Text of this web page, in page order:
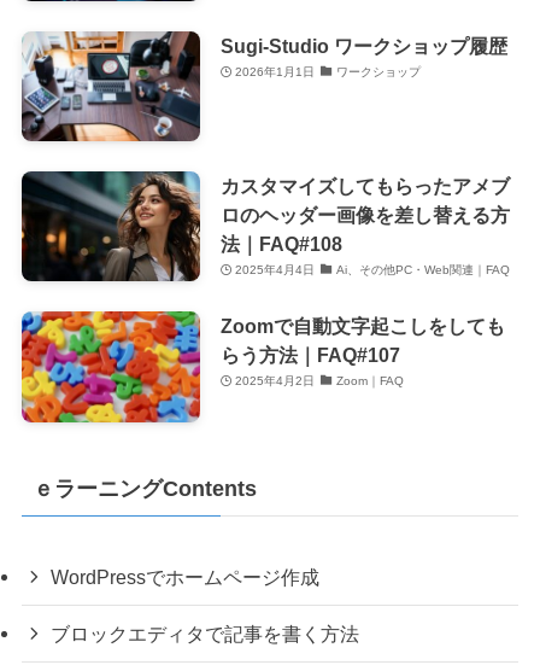
Sugi-Studio ワークショップ履歴
2026年1月1日 ワークショップ
カスタマイズしてもらったアメブ
ロのヘッダー画像を差し替える方
法｜FAQ#108
2025年4月4日 Ai、その他PC・Web関連｜FAQ
Zoomで自動文字起こしをしても
らう方法｜FAQ#107
2025年4月2日 Zoom｜FAQ
ｅラーニングContents
WordPressでホームページ作成
ブロックエディタで記事を書く方法